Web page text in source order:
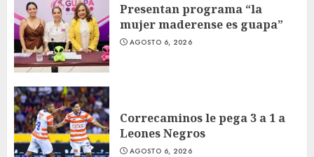
Presentan programa “la
mujer maderense es guapa”
AGOSTO 6, 2026
Correcaminos le pega 3 a 1 a
Leones Negros
AGOSTO 6, 2026